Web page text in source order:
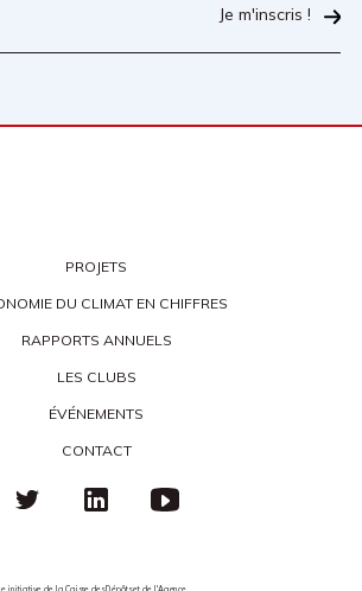
Je m'inscris !
PROJETS
DU CLIMAT EN CHIFFRES
RAPPORTS ANNUELS
LES CLUBS
ÉVÉNEMENTS
CONTACT
initiative de la Caisse des Dépôts et de l'Agence